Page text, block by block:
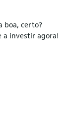
boa, certo?
a investir agora!